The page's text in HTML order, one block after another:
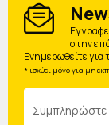
στην
Ενημερωθείτε για
* ισχύει μόνο για μη